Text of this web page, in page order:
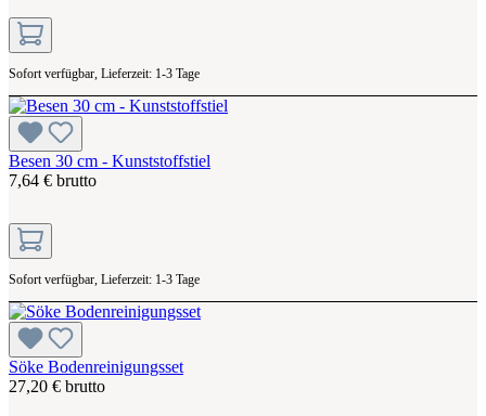
Sofort verfügbar, Lieferzeit: 1-3 Tage
Besen 30 cm - Kunststoffstiel
7,64 € brutto
Sofort verfügbar, Lieferzeit: 1-3 Tage
Söke Bodenreinigungsset
27,20 € brutto